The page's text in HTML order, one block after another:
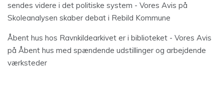
sendes videre i det politiske system - Vores Avis på
Skoleanalysen skaber debat i Rebild Kommune
Åbent hus hos Ravnkildearkivet er i biblioteket - Vores Avis
på Åbent hus med spændende udstillinger og arbejdende
værksteder